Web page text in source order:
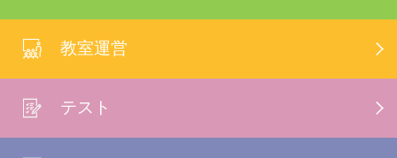
教室運営
テスト